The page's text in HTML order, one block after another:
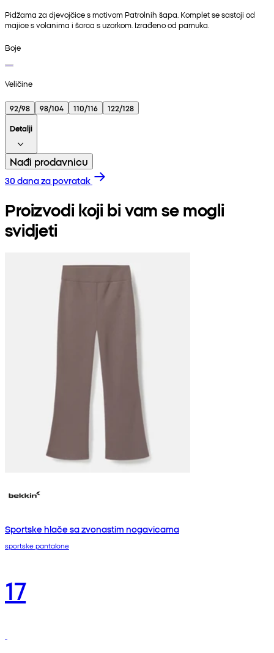
Pidžama za djevojčice s motivom Patrolnih šapa. Komplet se sastoji od
majice s volanima i šorca s uzorkom. Izrađeno od pamuka.
Boje
Veličine
92/98 98/104 110/116
122/128
Detalji
Nađi prodavnicu
30 dana za povratak
Proizvodi koji bi vam se mogli
svidjeti
Sportske hlače sa zvonastim nogavicama
sportske pantalone
17